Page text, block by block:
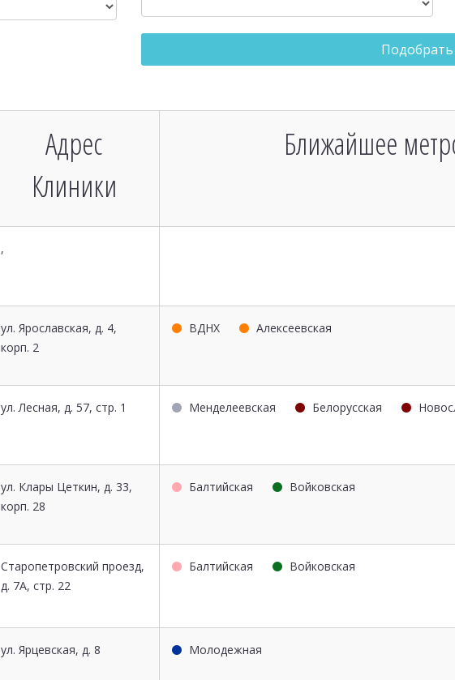
Адрес
Клиники
Ближайшее
,
ул. Ярославская, д. 4,
корп. 2
ВДНХ Алексеевская
ул. Лесная, д. 57, стр. 1 Менделеевская Белорусская
ул. Клары Цеткин, д. 33,
корп. 28
Балтийская Войковская
Старопетровский проезд,
д. 7А, стр. 22
Балтийская Войковская
ул. Ярцевская, д. 8 Молодежная